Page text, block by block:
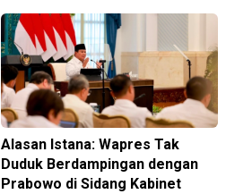
Alasan Istana: Wapres Tak
Duduk Berdampingan dengan
Prabowo di Sidang Kabinet